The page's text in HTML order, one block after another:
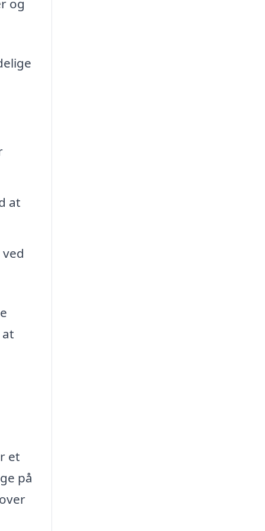
og
at
et
på